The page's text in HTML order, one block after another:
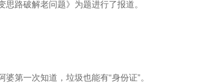
路破解老问题》为题进行了报道。
第一次知道，垃圾也能有“身份证”。